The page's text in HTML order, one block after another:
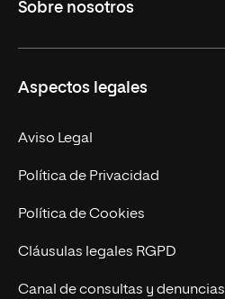
Másteres Oficiales
Doctorados
Experto Universitario
Postgrados
Cursos Universitarios
Sobre nosotros
Facultades
Nuestro Equipo
Trabaja en UNIR
Actualidad
UNIR Revista
Eventos
Aspectos legales
Aviso Legal
Política de Privacidad
Política de Cookies
Cláusulas legales RGPD
Canal de consultas y denuncias